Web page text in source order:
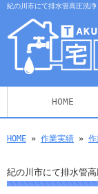
紀の川市にて排水管高圧洗
HOME
HOME » 作業実績 »
紀の川市にて排水管